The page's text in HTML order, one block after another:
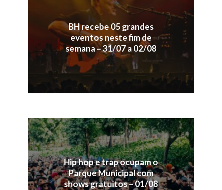
BH recebe 05 grandes
eventos neste fim de
semana – 31/07 a 02/08
Hip hop e trap ocupam o
Parque Municipal com
shows gratuitos – 01/08